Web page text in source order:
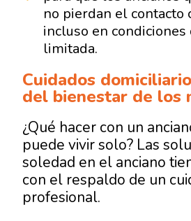
no pierdan el contacto
incluso en
limitada.
Cuidados
del bienestar de los
¿Qué hacer con un
puede vivir solo? Las
soledad en el anciano
con el respaldo de un
profesional.